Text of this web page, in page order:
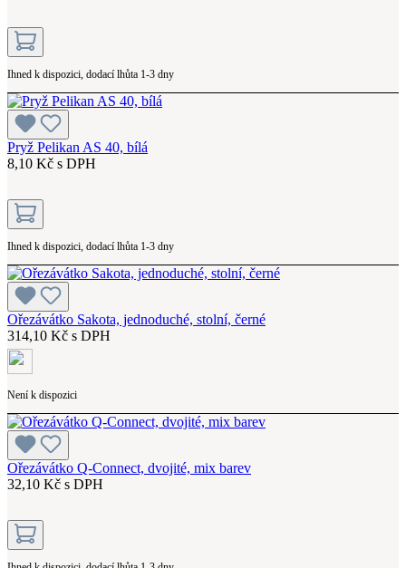
Ihned k dispozici, dodací lhůta 1-3 dny
Pryž Pelikan AS 40, bílá
8,10 Kč s DPH
Ihned k dispozici, dodací lhůta 1-3 dny
Ořezávátko Sakota, jednoduché, stolní, černé
314,10 Kč s DPH
Není k dispozici
Ořezávátko Q-Connect, dvojité, mix barev
32,10 Kč s DPH